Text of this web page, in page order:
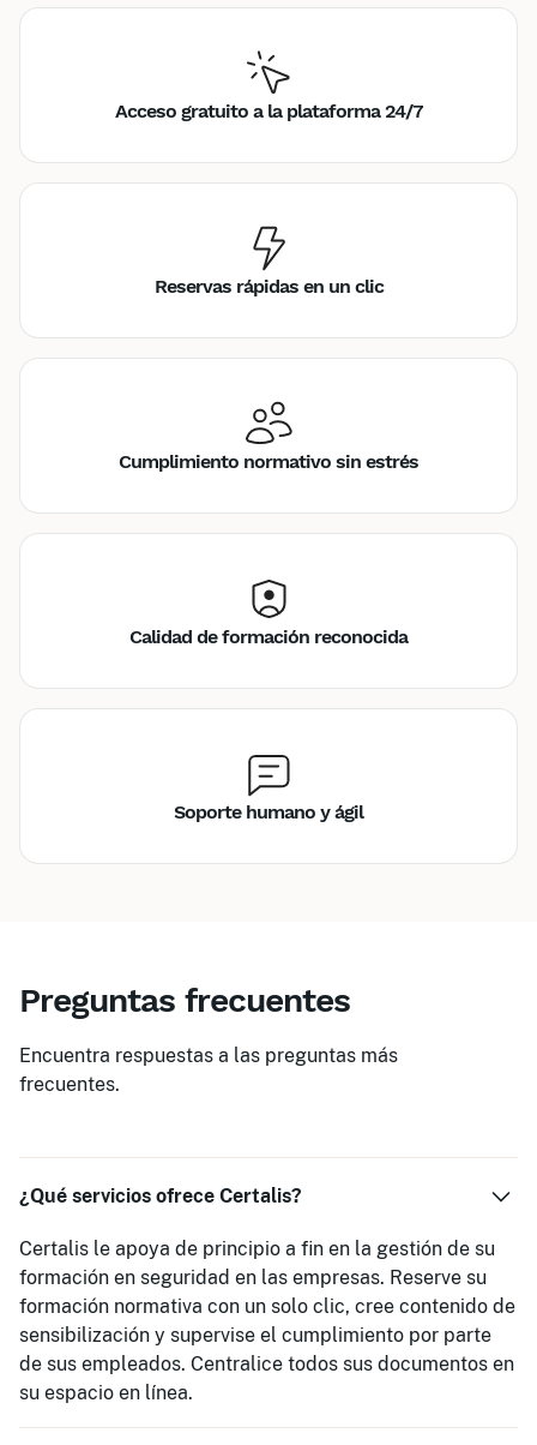
Acceso gratuito a la plataforma 24/7
Reservas rápidas en un clic
Cumplimiento normativo sin estrés
Calidad de formación reconocida
Soporte humano y ágil
Preguntas frecuentes
Encuentra respuestas a las preguntas más
frecuentes.
¿Qué servicios ofrece Certalis?
Certalis le apoya de principio a fin en la gestión de su
formación en seguridad en las empresas. Reserve su
formación normativa con un solo clic, cree contenido de
sensibilización y supervise el cumplimiento por parte
de sus empleados. Centralice todos sus documentos en
su espacio en línea.